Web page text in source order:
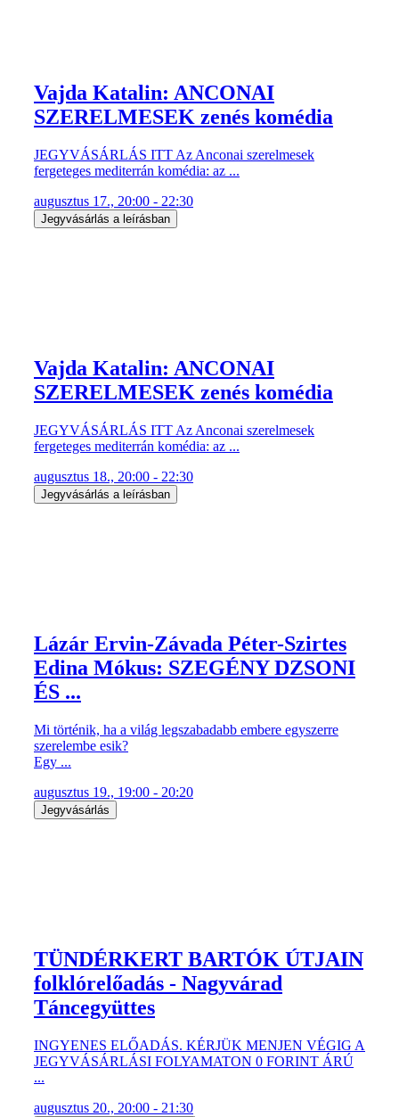
Vajda Katalin: ANCONAI
SZERELMESEK zenés komédia
JEGYVÁSÁRLÁS ITT Az Anconai szerelmesek
fergeteges mediterrán komédia: az ...
augusztus 17., 20:00 - 22:30
Jegyvásárlás a leírásban
Vajda Katalin: ANCONAI
SZERELMESEK zenés komédia
JEGYVÁSÁRLÁS ITT Az Anconai szerelmesek
fergeteges mediterrán komédia: az ...
augusztus 18., 20:00 - 22:30
Jegyvásárlás a leírásban
Lázár Ervin-Závada Péter-Szirtes
Edina Mókus: SZEGÉNY DZSONI
ÉS ...
Mi történik, ha a világ legszabadabb embere egyszerre
szerelembe esik?
Egy ...
augusztus 19., 19:00 - 20:20
Jegyvásárlás
TÜNDÉRKERT BARTÓK ÚTJAIN
folklórelőadás - Nagyvárad
Táncegyüttes
INGYENES ELŐADÁS. KÉRJÜK MENJEN VÉGIG A
JEGYVÁSÁRLÁSI FOLYAMATON 0 FORINT ÁRÚ
...
augusztus 20., 20:00 - 21:30